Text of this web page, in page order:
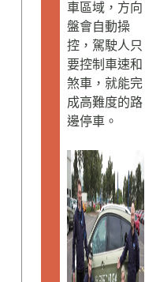
車區域，方向
盤會自動操
控，駕駛人只
要控制車速和
煞車，就能完
成高難度的路
邊停車。